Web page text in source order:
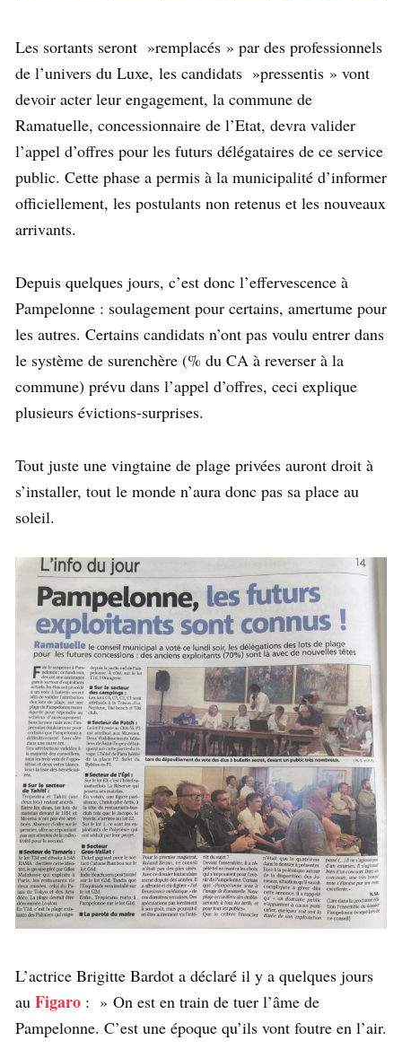
Les sortants seront »remplacés » par des professionnels
de l’univers du Luxe, les candidats »pressentis » vont
devoir acter leur engagement, la commune de
Ramatuelle, concessionnaire de l’Etat, devra valider
l’appel d’offres pour les futurs délégataires de ce service
public. Cette phase a permis à la municipalité d’informer
officiellement, les postulants non retenus et les nouveaux
arrivants.
Depuis quelques jours, c’est donc l’effervescence à
Pampelonne : soulagement pour certains, amertume pour
les autres. Certains candidats n’ont pas voulu entrer dans
le système de surenchère (% du CA à reverser à la
commune) prévu dans l’appel d’offres, ceci explique
plusieurs évictions-surprises.
Tout juste une vingtaine de plage privées auront droit à
s’installer, tout le monde n’aura donc pas sa place au
soleil.
L’actrice Brigitte Bardot a déclaré il y a quelques jours
au Figaro : » On est en train de tuer l’âme de
Pampelonne. C’est une époque qu’ils vont foutre en l’air.